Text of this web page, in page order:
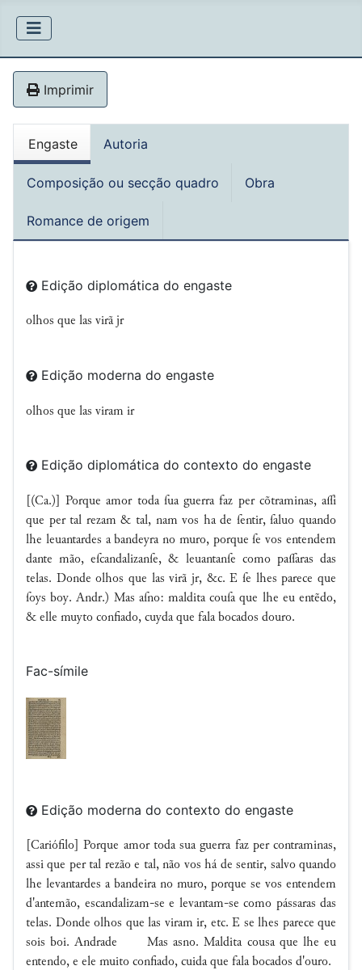
Imprimir
Engaste Autoria
Composição ou secção quadro Obra
Romance de origem
Edição diplomática do engaste
olhos que las virã jr
Edição moderna do engaste
olhos que las viram ir
Edição diplomática do contexto do engaste
[(Ca.)] Porque amor toda ſua guerra faz per cõtraminas, ai
que per tal rezam & tal, nam vos ha de ſentir, ſaluo quando
lhe leuantardes a bandeyra no muro, porque ſe vos entendem
dante mão, eſcandalizanſe, & leuantanſe como paaras das
telas. Donde olhos que las virã jr, &c. E ſe lhes parece que
ſoys boy. Andr.) Mas aſno: maldita couſa que lhe eu entẽdo,
& elle muyto confiado, cuyda que fala bocados douro.
Fac-símile
Edição moderna do contexto do engaste
[Cariófilo] Porque amor toda sua guerra faz per contraminas,
assi que per tal rezão e tal, não vos há de sentir, salvo quando
lhe levantardes a bandeira no muro, porque se vos entendem
d'antemão, escandalizam-se e levantam-se como pássaras das
telas. Donde olhos que las viram ir, etc. E se lhes parece que
sois boi. Andrade Mas asno. Maldita cousa que lhe eu
entendo, e ele muito confiado, cuida que fala bocados d'ouro.